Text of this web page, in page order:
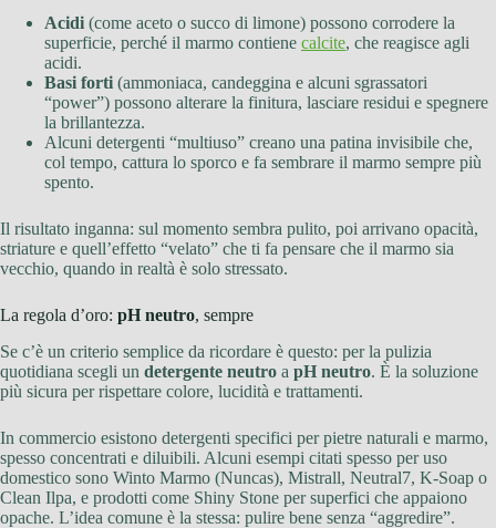
Acidi (come aceto o succo di limone) possono corrodere la
superficie, perché il marmo contiene calcite, che reagisce agli
acidi.
Basi forti (ammoniaca, candeggina e alcuni sgrassatori
“power”) possono alterare la finitura, lasciare residui e spegnere
la brillantezza.
Alcuni detergenti “multiuso” creano una patina invisibile che,
col tempo, cattura lo sporco e fa sembrare il marmo sempre più
spento.
Il risultato inganna: sul momento sembra pulito, poi arrivano opacità,
striature e quell’effetto “velato” che ti fa pensare che il marmo sia
vecchio, quando in realtà è solo stressato.
La regola d’oro: pH neutro, sempre
Se c’è un criterio semplice da ricordare è questo: per la pulizia
quotidiana scegli un detergente neutro a pH neutro. È la soluzione
più sicura per rispettare colore, lucidità e trattamenti.
In commercio esistono detergenti specifici per pietre naturali e marmo,
spesso concentrati e diluibili. Alcuni esempi citati spesso per uso
domestico sono Winto Marmo (Nuncas), Mistrall, Neutral7, K-Soap o
Clean Ilpa, e prodotti come Shiny Stone per superfici che appaiono
opache. L’idea comune è la stessa: pulire bene senza “aggredire”.